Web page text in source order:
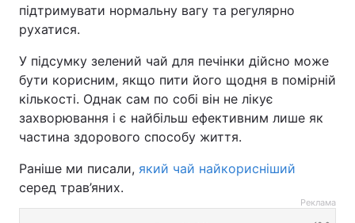
підтримувати нормальну вагу та регулярно
рухатися.
У підсумку зелений чай для печінки дійсно може
бути корисним, якщо пити його щодня в помірній
кількості. Однак сам по собі він не лікує
захворювання і є найбільш ефективним лише як
частина здорового способу життя.
Раніше ми писали, який чай найкорисніший
серед трав’яних.
Реклама